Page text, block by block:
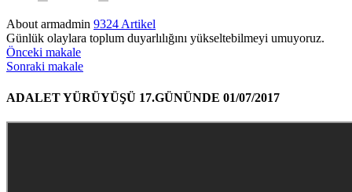
About armadmin 9324 Artikel
Günlük olaylara toplum duyarlılığını yükseltebilmeyi umuyoruz.
Önceki makale
Sonraki makale
ADALET YÜRÜYÜŞÜ 17.GÜNÜNDE 01/07/2017